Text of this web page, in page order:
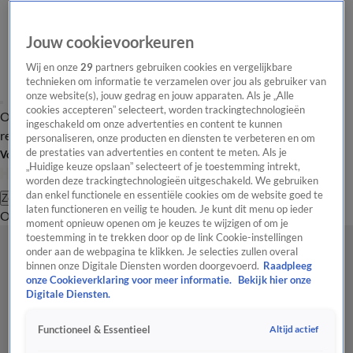
Overzicht Laatste nieuws Regionieuws Het beste van Hart
Tip de
redactie
Volg Hart van Nederland
Zoeken
OverzichtRegioUitzendingenWeerTip de redactiePanelVideo's
Jouw cookievoorkeuren
Wij en onze29 partners gebruiken cookies en vergelijkbare
technieken om informatie te verzamelen over jou als gebruiker van
onze website(s), jouw gedrag en jouw apparaten. Als je „Alle
cookies accepteren” selecteert, worden trackingtechnologieën
ingeschakeld om onze advertenties en content te kunnen
personaliseren, onze producten en diensten te verbeteren en om
de prestaties van advertenties en content te meten. Als je
„Huidige keuze opslaan” selecteert of je toestemming intrekt,
worden deze trackingtechnologieën uitgeschakeld. We gebruiken
dan enkel functionele en essentiële cookies om de website goed te
laten functioneren en veilig te houden. Je kunt dit menu op ieder
moment opnieuw openen om je keuzes te wijzigen of om je
toestemming in te trekken door op de link Cookie-instellingen
onder aan de webpagina te klikken. Je selecties zullen overal
binnen onze Digitale Diensten worden doorgevoerd. Raadpleeg
onze Cookieverklaring voor meer informatie.
Bekijk hier onze
Digitale Diensten.
Functioneel & Essentieel Altijd actief